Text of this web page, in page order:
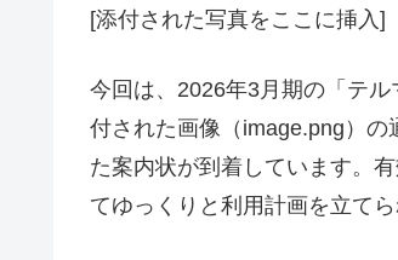
[添付された写真をここに挿入]
今回は、2026年3月期の「テ
付された画像（image.png）
た案内状が到着しています。
てゆっくりと利用計画を立て